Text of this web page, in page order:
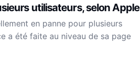
utilisateurs, selon Apple
en panne pour plusieurs
a été faite au niveau de sa page